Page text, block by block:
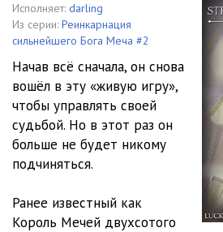
Исполняет: darling
Из серии: Реинкарнация
сильнейшего Бога Меча #2
Начав всё сначала, он снова
вошёл в эту «живую игру»,
чтобы управлять своей
судьбой. Но в этот раз он
больше не будет никому
подчиняться.
Ранее известный как
Король Мечей двухсотого